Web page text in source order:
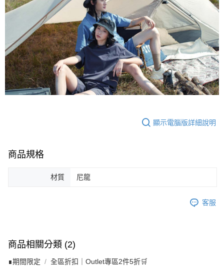
顯示電腦版詳細說明
商品規格
材質 尼龍
客服
商品相關分類 (2)
∎期間限定 全區折扣｜Outlet專區2件5折🛒